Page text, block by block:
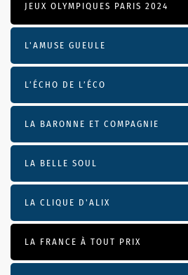
JEUX OLYMPIQUES PARIS 2024
L'AMUSE GUEULE
L’ÉCHO DE L’ÉCO
LA BARONNE ET COMPAGNIE
LA BELLE SOUL
LA CLIQUE D'ALIX
LA FRANCE À TOUT PRIX